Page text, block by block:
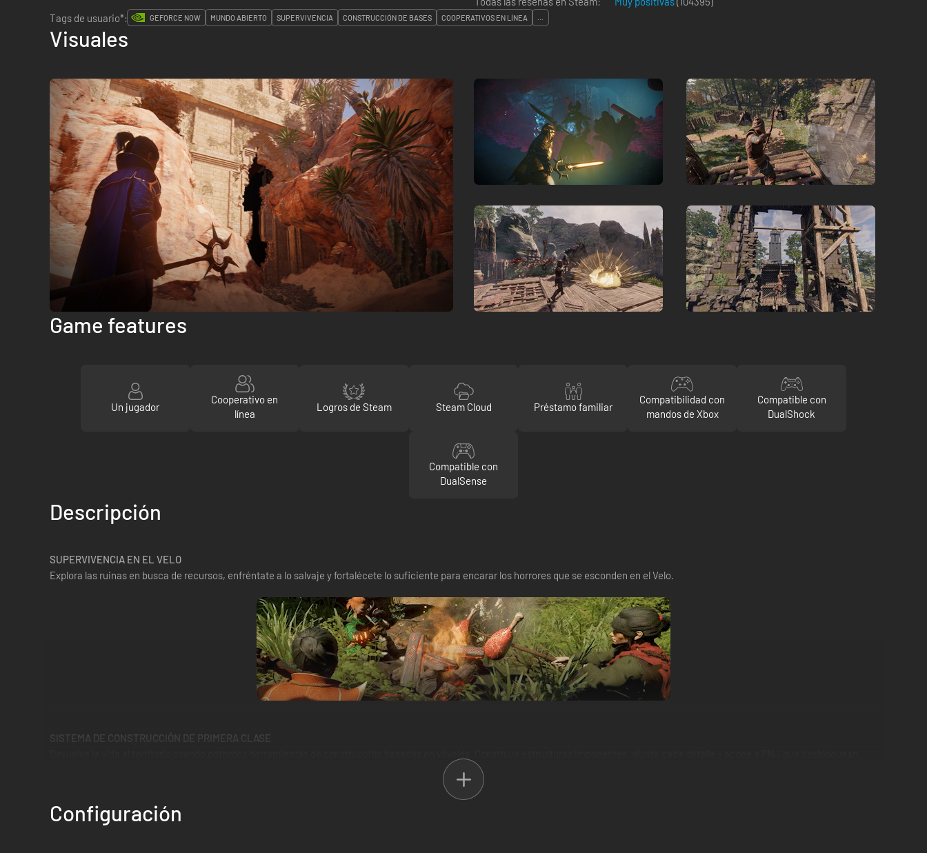
Tags de usuario*:
GEFORCE NOW MUNDO ABIERTO SUPERVIVENCIA CONSTRUCCIÓN DE BASES COOPERATIVOS EN LÍNEA ...
Visuales
Game features
Un jugador
Cooperativo en
línea
Logros de Steam Steam Cloud Préstamo familiar
Compatibilidad con
mandos de Xbox
Compatible con
DualShock
Compatible con
DualSense
Descripción
SUPERVIVENCIA EN EL VELO
Explora las ruinas en busca de recursos, enfréntate a lo salvaje y fortalécete lo suficiente para encarar los horrores que se esconden en el Velo.
SISTEMA DE CONSTRUCCIÓN DE PRIMERA CLASE
Configuración